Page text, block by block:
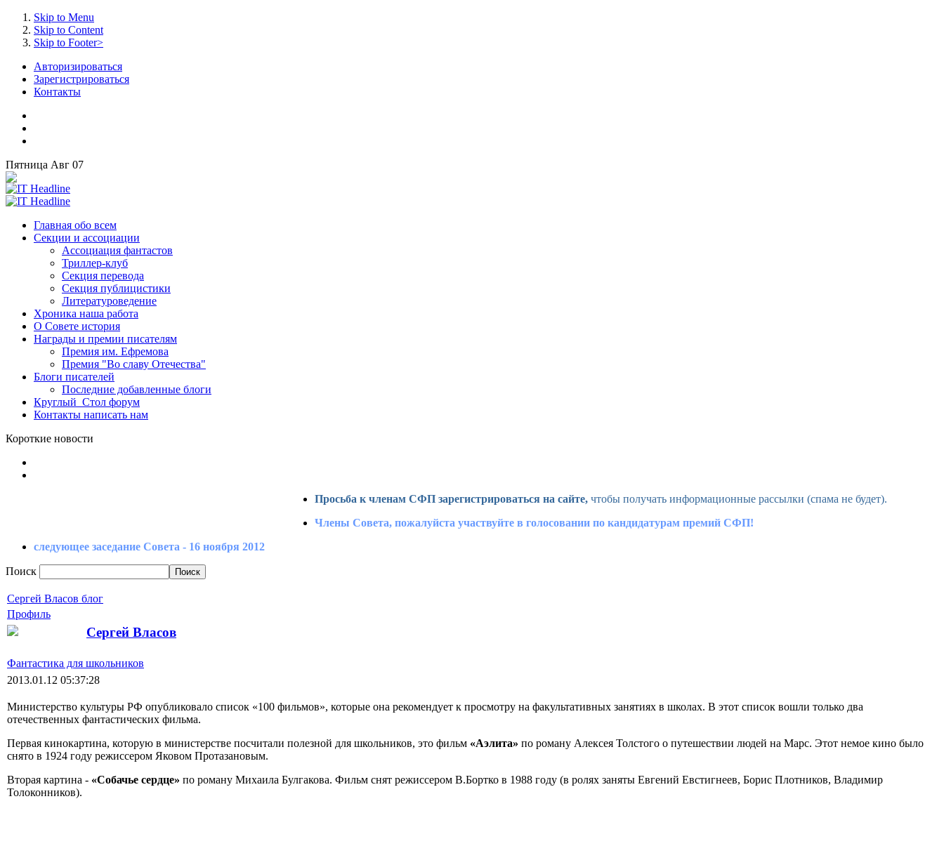
Skip to Menu
Skip to Content
Skip to Footer>
Авторизироваться
Зарегистрироваться
Контакты
Пятница Авг 07
Главная обо всем
Секции и ассоциации
Ассоциация фантастов
Триллер-клуб
Секция перевода
Секция публицистики
Литературоведение
Хроника наша работа
О Совете история
Награды и премии писателям
Премия им. Ефремова
Премия "Во славу Отечества"
Блоги писателей
Последние добавленные блоги
Круглый_Стол форум
Контакты написать нам
Короткие новости
Просьба к членам СФП зарегистрироваться на сайте, чтобы получать информационные рассылки (спама не будет).
Члены Совета, пожалуйста участвуйте в голосовании по кандидатурам премий СФП!
следующее заседание Совета - 16 ноября 2012
Поиск
Сергей Власов блог
Профиль
Сергей Власов
Фантастика для школьников
2013.01.12 05:37:28
Министерство культуры РФ опубликовало список «100 фильмов», которые она рекомендует к просмотру на факультативных занятиях в школах. В этот список вошли только два
отечественных фантастических фильма.
Первая кинокартина, которую в министерстве посчитали полезной для школьников, это фильм «Аэлита» по роману Алексея Толстого о путешествии людей на Марс. Этот немое кино было
снято в 1924 году режиссером Яковом Протазановым.
Вторая картина - «Собачье сердце» по роману Михаила Булгакова. Фильм снят режиссером В.Бортко в 1988 году (в ролях заняты Евгений Евстигнеев, Борис Плотников, Владимир
Толоконников).